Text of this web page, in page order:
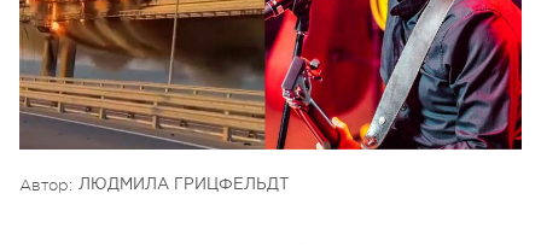
Автор: ЛЮДМИЛА ГРИЦФЕЛЬДТ